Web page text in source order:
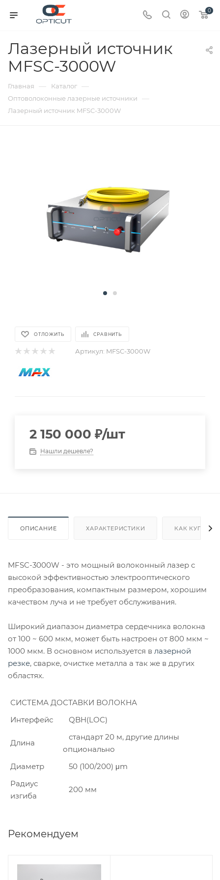
0
Лазерный источник
MFSC-3000W
Главная — Каталог —
Оптоволоконные лазерные источники —
Лазерный источник MFSC-3000W
ОТЛОЖИТЬ СРАВНИТЬ
Артикул: MFSC-3000W
2 150 000 ₽/шт
Нашли дешевле?
ОПИСАНИЕ ХАРАКТЕРИСТИКИ КАК КУПИТЬ
MFSC-3000W - это мощный волоконный лазер с
высокой эффективностью электрооптического
преобразования, компактным размером, хорошим
качеством луча и не требует обслуживания.
Широкий диапазон диаметра сердечника волокна
от 100 ~ 600 мкм, может быть настроен от 800 мкм ~
1000 мкм. В основном используется в лазерной
резке, сварке, очистке металла а так же в других
областях.
СИСТЕМА ДОСТАВКИ ВОЛОКНА
Интерфейс
QBH(LOC)
Длина
стандарт 20 м, другие длины
опционально
Диаметр
50 (100/200) μm
Радиус
изгиба
200 мм
Рекомендуем